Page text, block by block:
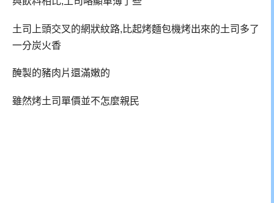
土司上頭交叉的網狀紋路,比起烤麵包機烤出來的土司多了
一分炭火香
醃製的豬肉片還滿嫩的
雖然烤土司單價並不怎麼親民